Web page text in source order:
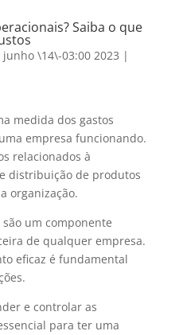
Saiba o que
junho \14\-03:00 2023 |
medida dos gastos
empresa funcionando.
relacionados à
distribuição de produtos
organização.
são um componente
de qualquer empresa.
eficaz é fundamental
e controlar as
para ter uma